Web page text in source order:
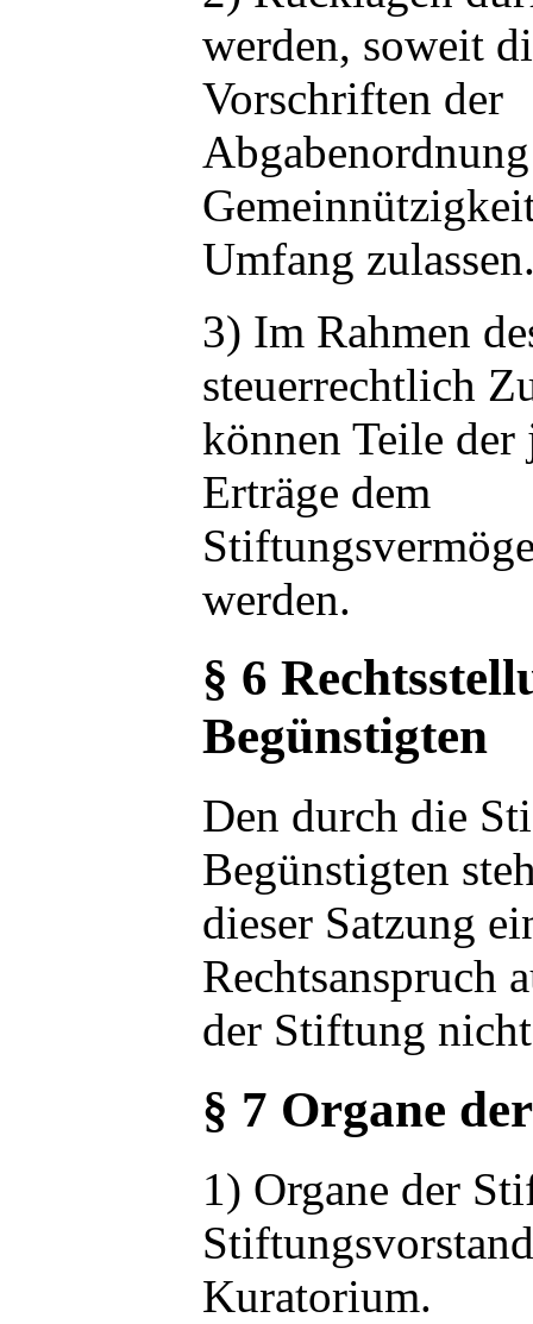
werden, soweit
Vorschriften der
Umfang
3) Im Rahmen
steuerrechtlich
können Teile
Erträge dem
werden.
§ 6
Begünstigten
Den durch die
Begünstigten
dieser Satzung
Rechtsanspruch
der Stiftung
§ 7 Organe
1) Organe der
Kuratorium.